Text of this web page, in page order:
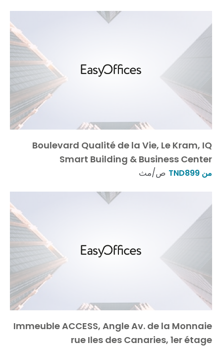
Boulevard Qualité de la Vie, Le Kram, IQ
Smart Building & Business Center
من TND899 ص/مث
Immeuble ACCESS, Angle Av. de la Monnaie
rue Iles des Canaries, 1er étage